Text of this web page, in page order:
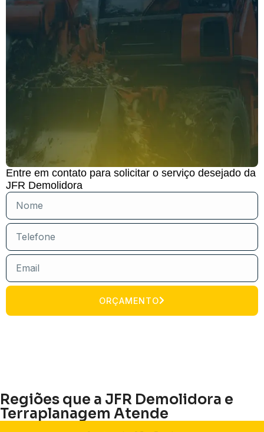
Entre em contato para solicitar o serviço desejado da
JFR Demolidora
ORÇAMENTO
Regiões que a JFR Demolidora e
Terraplanagem Atende